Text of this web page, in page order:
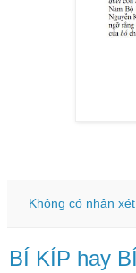
Không có nhận
BÍ KÍP hay